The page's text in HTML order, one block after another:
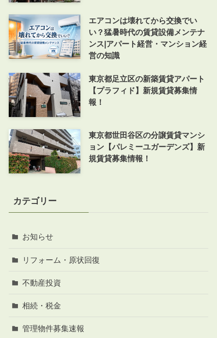
エアコンは壊れてから交換でい
い？猛暑時代の賃貸設備メンテナ
ンス|アパート経営・マンション経
営の知識
東京都足立区の新築賃貸アパート
【プラフィド】新規賃貸募集情
報！
東京都世田谷区の分譲賃貸マンシ
ョン【パレミーユガーデンズ】新
規賃貸募集情報！
カテゴリー
お知らせ
リフォーム・原状回復
不動産投資
相続・税金
管理物件募集速報